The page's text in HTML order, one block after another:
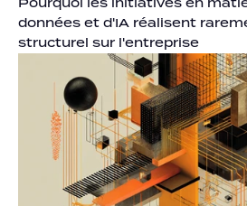
Pourquoi les initiatives en
données et d'IA réalisent
structurel sur l'entreprise